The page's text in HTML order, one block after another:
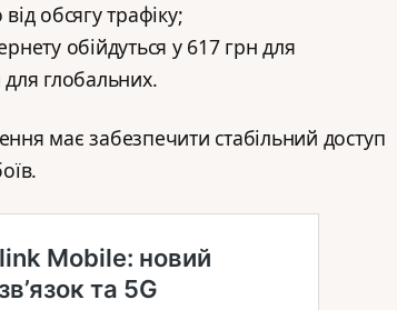
обсягу трафіку;
обійдуться у 617 грн для
глобальних.
має забезпечити стабільний доступ